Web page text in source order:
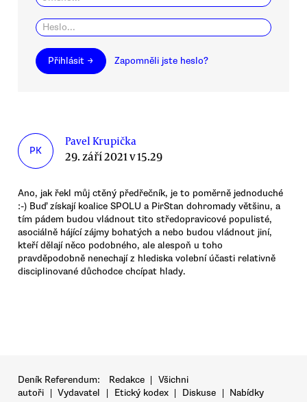
Přihlásit → Zapomněli jste heslo?
PK
Pavel Krupička
29. září 2021 v 15.29
Ano, jak řekl můj ctěný předřečník, je to poměrně jednoduché
:-) Buď získají koalice SPOLU a PirStan dohromady většinu, a
tím pádem budou vládnout tito středopravicové populisté,
asociálně hájící zájmy bohatých a nebo budou vládnout jiní,
kteří dělají něco podobného, ale alespoň u toho
pravděpodobně nenechají z hlediska volební účasti relativně
disciplinované důchodce chcípat hlady.
Deník Referendum: Redakce | Všichni
autoři | Vydavatel | Etický kodex | Diskuse | Nabídky